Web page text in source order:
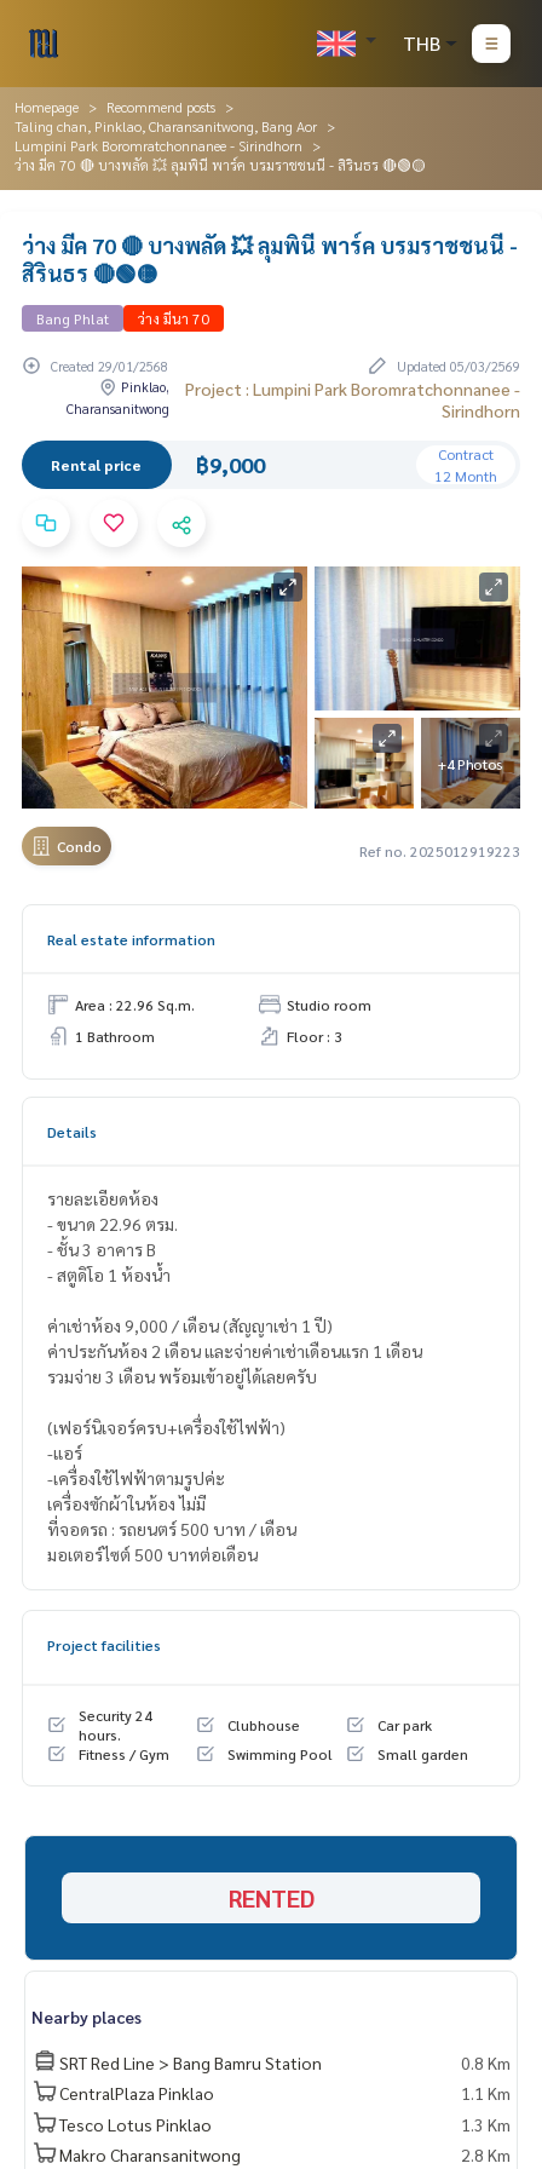
THB
Homepage
Recommend posts
Taling chan, Pinklao, Charansanitwong, Bang Aor
Lumpini Park Boromratchonnanee - Sirindhorn
ว่าง มีค 70 🔴 บางพลัด 💥 ลุมพินี พาร์ค บรมราชชนนี - สิรินธร 🔴🟢🟡
ว่าง มีค 70 🔴 บางพลัด 💥 ลุมพินี พาร์ค บรมราชชนนี -
สิรินธร 🔴🟢🟡
Bang Phlat ว่าง มีนา 70
Created 29/01/2568
Updated 05/03/2569
Pinklao,
Charansanitwong
Project : Lumpini Park Boromratchonnanee -
Sirindhorn
Rental price ฿9,000
Contract
12 Month
+4 Photos
Condo Ref no. 2025012919223
Real estate information
Area : 22.96 Sq.m.
Studio room
1 Bathroom
Floor : 3
Details
รายละเอียดห้อง
- ขนาด 22.96 ตรม.
- ชั้น 3 อาคาร B
- สตูดิโอ 1 ห้องน้ำ
ค่าเช่าห้อง 9,000 / เดือน (สัญญาเช่า 1 ปี)
ค่าประกันห้อง 2 เดือน และจ่ายค่าเช่าเดือนแรก 1 เดือน
รวมจ่าย 3 เดือน พร้อมเข้าอยู่ได้เลยครับ
(เฟอร์นิเจอร์ครบ+เครื่องใช้ไฟฟ้า)
-แอร์
-เครื่องใช้ไฟฟ้าตามรูปค่ะ
เครื่องซักผ้าในห้อง ไม่มี
ที่จอดรถ : รถยนตร์ 500 บาท / เดือน
มอเตอร์ไซต์ 500 บาทต่อเดือน
Project facilities
Security 24
hours.
Clubhouse
Car park
Fitness / Gym
Swimming Pool Small garden
RENTED
Nearby places
SRT Red Line > Bang Bamru Station
0.8 Km
CentralPlaza Pinklao
1.1 Km
Tesco Lotus Pinklao
1.3 Km
Makro Charansanitwong
2.8 Km